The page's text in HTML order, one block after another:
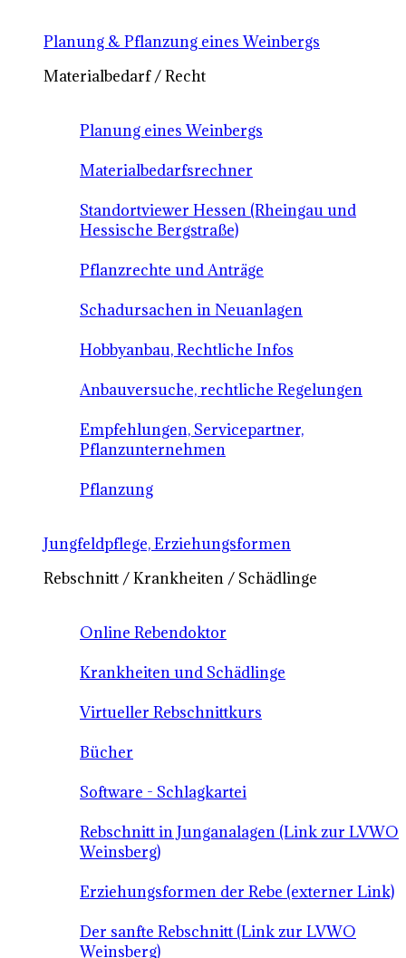
Planung & Pflanzung eines Weinbergs
Materialbedarf / Recht
Planung eines Weinbergs
Materialbedarfsrechner
Standortviewer Hessen (Rheingau und
Hessische Bergstraße)
Pflanzrechte und Anträge
Schadursachen in Neuanlagen
Hobbyanbau, Rechtliche Infos
Anbauversuche, rechtliche Regelungen
Empfehlungen, Servicepartner,
Pflanzunternehmen
Pflanzung
Jungfeldpflege, Erziehungsformen
Rebschnitt / Krankheiten / Schädlinge
Online Rebendoktor
Krankheiten und Schädlinge
Virtueller Rebschnittkurs
Bücher
Software - Schlagkartei
Rebschnitt in Junganalagen (Link zur LVWO
Weinsberg)
Erziehungsformen der Rebe (externer Link)
Der sanfte Rebschnitt (Link zur LVWO
Weinsberg)